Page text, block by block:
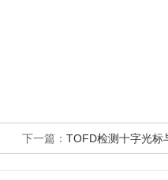
下一篇： TOFD检测十字光标